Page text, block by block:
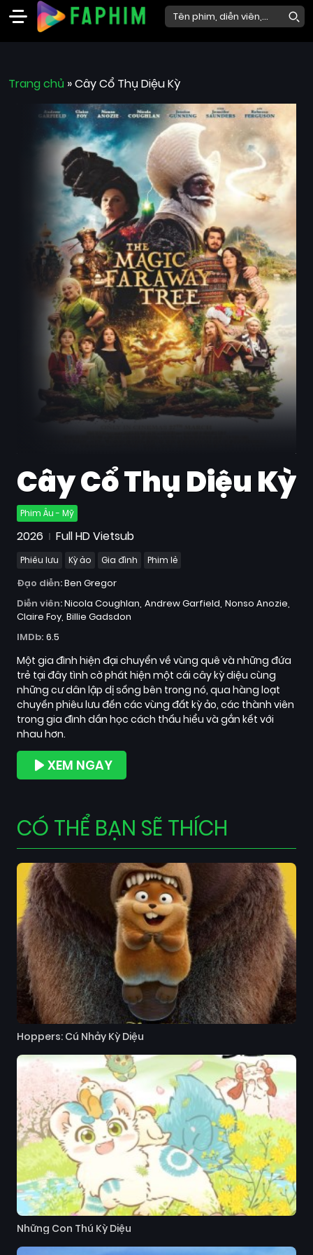
Phim
Chiếu
Rạp
Quốc
Trang chủ »Cây Cổ Thụ Diệu Kỳ
Cây Cổ Thụ Diệu Kỳ
Phim Âu - Mỹ
2026 Full HD Vietsub
Phiêu lưu Kỳ ảo Gia đình Phim lẻ
Đạo diễn:Ben Gregor
Diễn viên:Nicola Coughlan Andrew Garfield Nonso Anozie
Claire Foy Billie Gadsdon
IMDb: 6.5
Một gia đình hiện đại chuyển về vùng quê và những đứa
trẻ tại đây tình cờ phát hiện một cái cây kỳ diệu cùng
những cư dân lập dị sống bên trong nó, qua hàng loạt
chuyến phiêu lưu đến các vùng đất kỳ ảo, các thành viên
trong gia đình dần học cách thấu hiểu và gắn kết với
nhau hơn.
XEM NGAY
CÓ THỂ BẠN SẼ THÍCH
Hoppers: Cú Nhảy Kỳ Diệu
Những Con Thú Kỳ Diệu